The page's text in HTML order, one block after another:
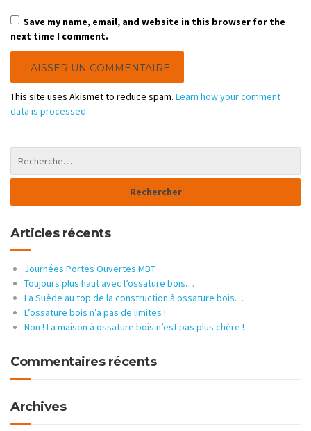
Save my name, email, and website in this browser for the
next time I comment.
This site uses Akismet to reduce spam. Learn how your comment
data is processed.
Articles récents
Journées Portes Ouvertes MBT
Toujours plus haut avec l’ossature bois…
La Suède au top de la construction à ossature bois…
L’ossature bois n’a pas de limites !
Non ! La maison à ossature bois n’est pas plus chère !
Commentaires récents
Archives